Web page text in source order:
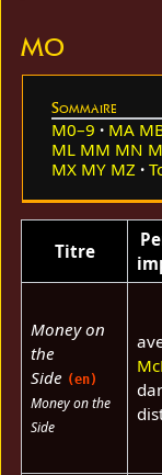
MO
Sommaire
M0–9 MA
ML MM MN
MX MY MZ
Titre
Money on
the
Side (en)
Money on the
Side